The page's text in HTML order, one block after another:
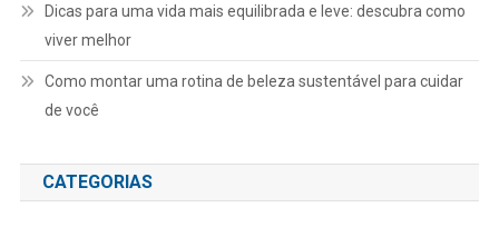
Dicas para uma vida mais equilibrada e leve: descubra como
viver melhor
Como montar uma rotina de beleza sustentável para cuidar
de você
CATEGORIAS